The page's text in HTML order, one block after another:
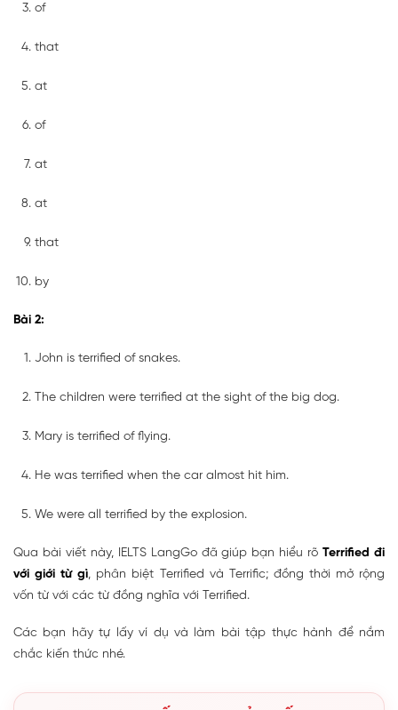
of
that
at
of
at
at
that
by
Bài 2:
John is terrified of snakes.
The children were terrified at the sight of the big dog.
Mary is terrified of flying.
He was terrified when the car almost hit him.
We were all terrified by the explosion.
Qua bài viết này, IELTS LangGo đã giúp bạn hiểu rõTerrified đi
với giới từ gì, phân biệt Terrified và Terrific; đồng thời mở rộng
vốn từ với các từ đồng nghĩa với Terrified.
Các bạn hãy tự lấy ví dụ và làm bài tập thực hành để nắm
chắc kiến thức nhé.